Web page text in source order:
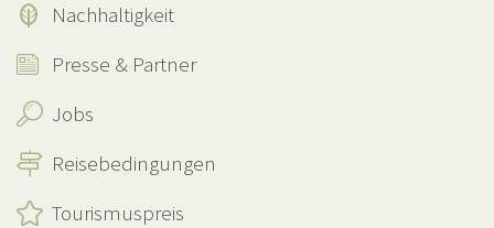
Nachhaltigkeit
Presse & Partner
Jobs
Reisebedingungen
Tourismuspreis